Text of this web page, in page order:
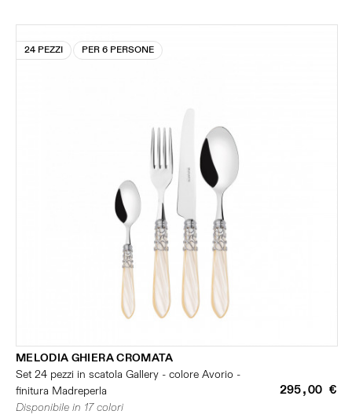
24 PEZZI PER 6 PERSONE
MELODIA GHIERA CROMATA
Set 24 pezzi in scatola Gallery - colore Avorio -
finitura Madreperla
295,00 €
Disponibile in 17 colori